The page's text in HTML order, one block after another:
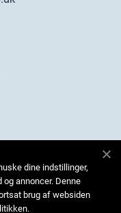
dine indstillinger,
annoncer. Denne
brug af websiden